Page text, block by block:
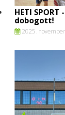
HETI
dobogott!
2025.